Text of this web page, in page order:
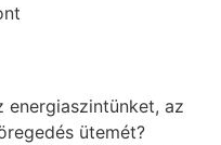
energiaszintünket, az
ütemét?